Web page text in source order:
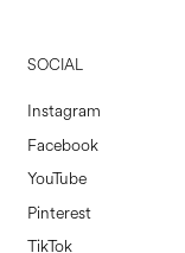
SOCIAL
Instagram
Facebook
YouTube
Pinterest
TikTok